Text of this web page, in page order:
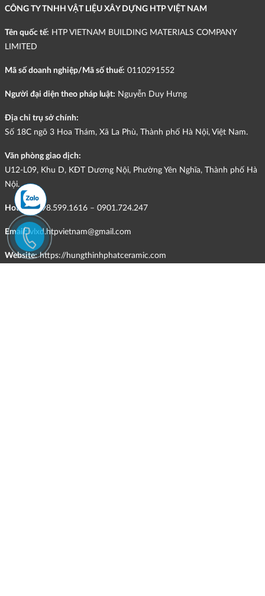
CÔNG TY TNHH VẬT LIỆU XÂY DỰNG HTP VIỆT NAM
Tên quốc tế: HTP VIETNAM BUILDING MATERIALS COMPANY
LIMITED
Mã số doanh nghiệp/Mã số thuế: 0110291552
Người đại diện theo pháp luật: Nguyễn Duy Hưng
Địa chỉ trụ sở chính:
Số 18C ngõ 3 Hoa Thám, Xã La Phù, Thành phố Hà Nội, Việt Nam.
Văn phòng giao dịch:
U12-L09, Khu D, KĐT Dương Nội, Phường Yên Nghĩa, Thành phố Hà
Nội.
Hotline:098.599.1616 – 0901.724.247
Email: vlxd.htpvietnam@gmail.com
Website: https://hungthinhphatceramic.com